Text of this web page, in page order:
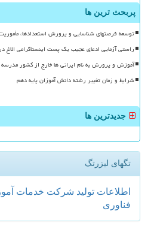
پربحث ترین ها
توسعه فرصتهای شناسایی و پرورش استعدادها،
راستی آزمایی ادعای عجیب یک پست اینستاگرامی الاغ
آموزش و پرورش به نام ایرانی ها خارج از کشور
شرایط و زمان تغییر رشته دانش آموزان پایه دهم
جدیدترین ها
تگهای لیزرتگ
اطلاعات تولید شركت خدمات
فناوری